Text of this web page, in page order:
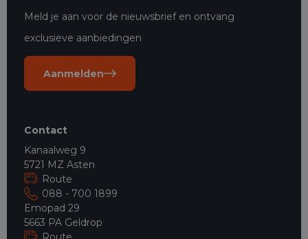
Meld je aan voor de nieuwsbrief en ontvang
exclusieve aanbiedingen
Aanmelden
Contact
Kanaalweg 9
5721 MZ Asten
Route
088 - 700 1899
Emopad 29
5663 PA Geldrop